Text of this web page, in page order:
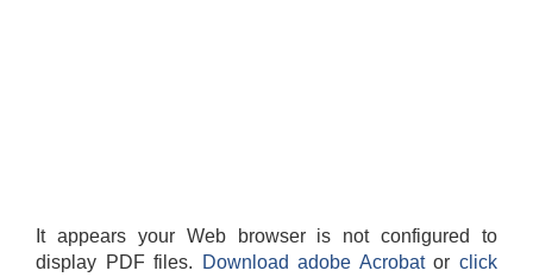
It appears your Web browser is not configured to
display PDF files.
Download adobe Acrobatorclick